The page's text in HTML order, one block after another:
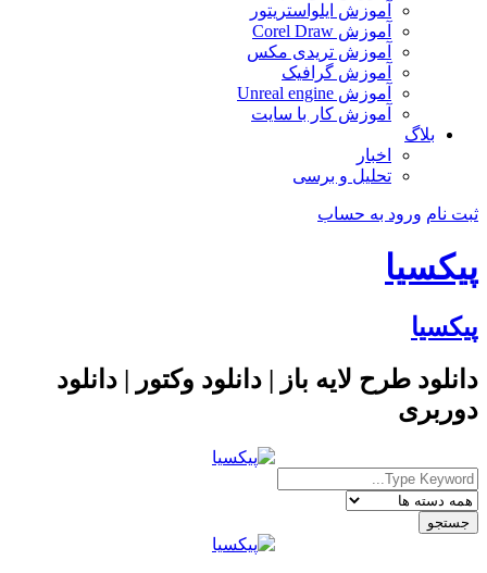
آموزش ایلواستریتور
آموزش Corel Draw
آموزش تریدی مکس
آموزش گرافیک
آموزش Unreal engine
آموزش کار با سایت
بلاگ
اخبار
تحلیل و برسی
ثبت نام ورود به حساب
پیکسیا
پیکسیا
دانلود طرح لایه باز | دانلود وکتور | دانلود
دوربری